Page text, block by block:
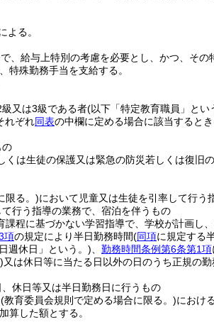
よる。
、給与上特別の考慮を必要とし、かつ、その
特殊勤務手当を支給する。
又は3級である者(以下「特定教育職員」とい
れぞれ同表の中欄に定める場合に該当すると
の
くは生徒の保護又は緊急の防災若しくは復旧
限る。)において児童又は生徒を引率して行う
行う指導の業務で、宿泊を伴うもの
課程に基づかない学習指導で、学校が計画し
項の規定により半日勤務時間(同項に規定する
週休日」という。) 勤務時間条例第6条第1項
又は休日等に当たる日以外の日のうち正規の
休日等又は半日勤務日に行うもの
(教育委員会規則で定める場合に限る。)におけ
算した額とする。